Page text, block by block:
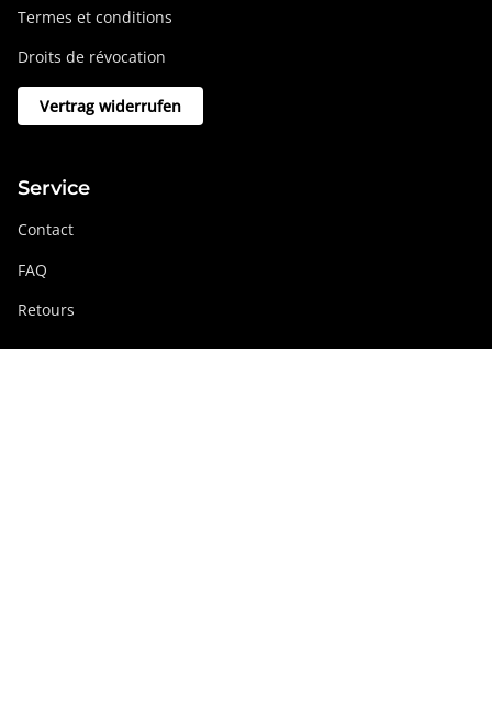
Termes et conditions
Droits de révocation
Vertrag widerrufen
Service
Contact
FAQ
Retours